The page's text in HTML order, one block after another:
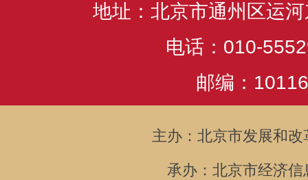
地址：北京市通州区运
电话：010-
邮编：
主办：北京市发展和改
承办：北京市经济信